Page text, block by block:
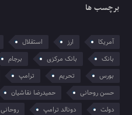
برچسب ها
آمریکا ارز استقلال
بانک
بانک مرکزی برجام
بورس
تحریم ترامپ
حسن روحانی
حمیدرضا نقاشیان
دولت
دونالد ترامپ روحانی